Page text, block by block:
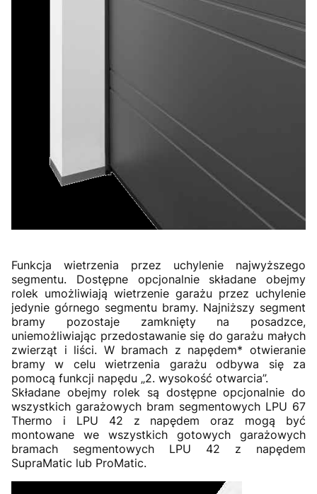
Funkcja wietrzenia przez uchylenie najwyższego
segmentu. Dostępne opcjonalnie składane obejmy
rolek umożliwiają wietrzenie garażu przez uchylenie
jedynie górnego segmentu bramy. Najniższy segment
bramy pozostaje zamknięty na posadzce,
uniemożliwiając przedostawanie się do garażu małych
zwierząt i liści. W bramach z napędem* otwieranie
bramy w celu wietrzenia garażu odbywa się za
pomocą funkcji napędu „2. wysokość otwarcia”.
Składane obejmy rolek są dostępne opcjonalnie do
wszystkich garażowych bram segmentowych LPU 67
Thermo i LPU 42 z napędem oraz mogą być
montowane we wszystkich gotowych garażowych
bramach segmentowych LPU 42 z napędem
SupraMatic lub ProMatic.